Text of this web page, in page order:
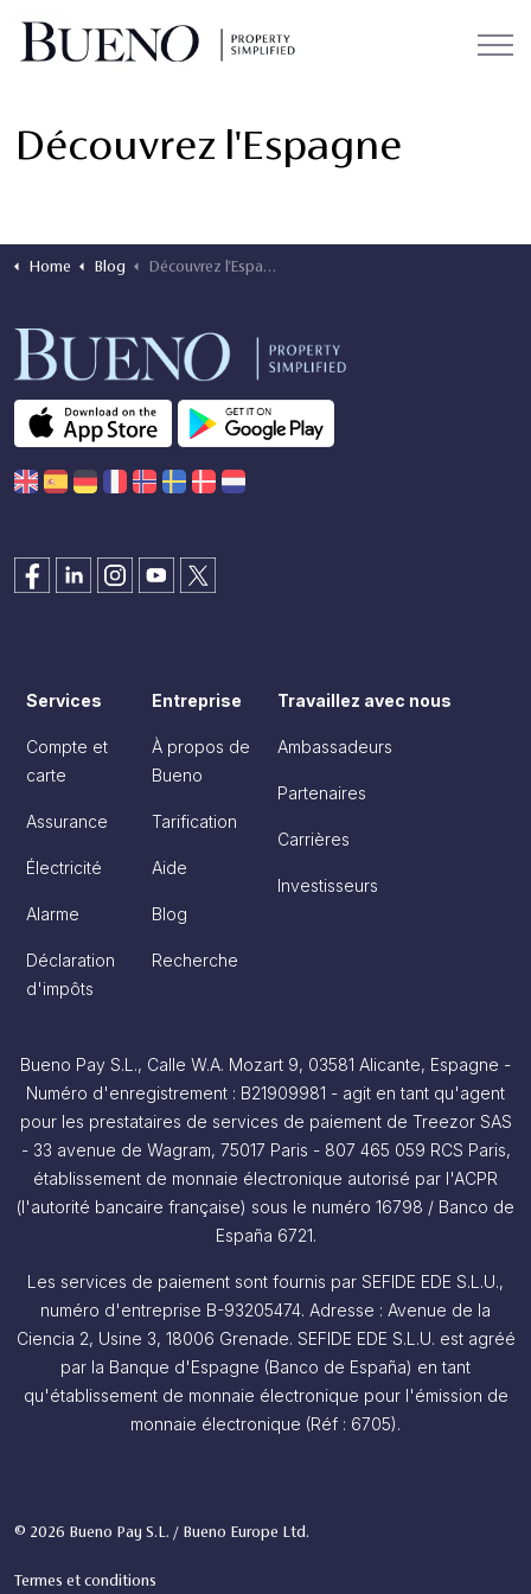
Découvrez l'Espagne
Home Blog Découvrez l'Espagne
Services
Compte et
carte
Assurance
Électricité
Alarme
Déclaration
d'impôts
Entreprise
À propos de
Bueno
Tarification
Aide
Blog
Recherche
Travaillez avec nous
Ambassadeurs
Partenaires
Carrières
Investisseurs
Bueno Pay S.L., Calle W.A. Mozart 9, 03581 Alicante, Espagne -
Numéro d'enregistrement : B21909981 - agit en tant qu'agent
pour les prestataires de services de paiement de Treezor SAS
- 33 avenue de Wagram, 75017 Paris - 807 465 059 RCS Paris,
établissement de monnaie électronique autorisé par l'ACPR
(l'autorité bancaire française) sous le numéro 16798 / Banco de
España 6721.
Les services de paiement sont fournis par SEFIDE EDE S.L.U.,
numéro d'entreprise B-93205474. Adresse : Avenue de la
Ciencia 2, Usine 3, 18006 Grenade. SEFIDE EDE S.L.U. est agréé
par la Banque d'Espagne (Banco de España) en tant
qu'établissement de monnaie électronique pour l'émission de
monnaie électronique (Réf : 6705).
© 2026 Bueno Pay S.L. / Bueno Europe Ltd.
Termes et conditions